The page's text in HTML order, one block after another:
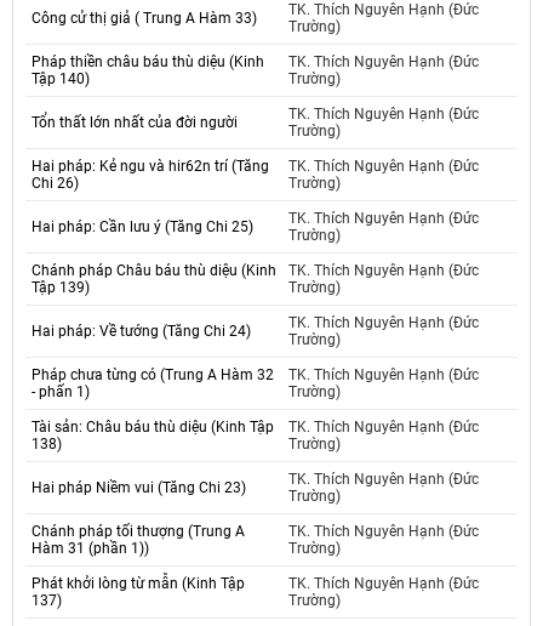
Công cử thị giả ( Trung A Hàm 33)
TK. Thích Nguyên Hạnh (Đức
Trường)
Pháp thiền châu báu thù diệu (Kinh
Tập 140)
TK. Thích Nguyên Hạnh (Đức
Trường)
Tổn thất lớn nhất của đời người
TK. Thích Nguyên Hạnh (Đức
Trường)
Hai pháp: Kẻ ngu và hir62n trí (Tăng
Chi 26)
TK. Thích Nguyên Hạnh (Đức
Trường)
Hai pháp: Cần lưu ý (Tăng Chi 25)
TK. Thích Nguyên Hạnh (Đức
Trường)
Chánh pháp Châu báu thù diệu (Kinh
Tập 139)
TK. Thích Nguyên Hạnh (Đức
Trường)
Hai pháp: Về tướng (Tăng Chi 24)
TK. Thích Nguyên Hạnh (Đức
Trường)
Pháp chưa từng có (Trung A Hàm 32
- phấn 1)
TK. Thích Nguyên Hạnh (Đức
Trường)
Tài sản: Châu báu thù diệu (Kinh Tập
138)
TK. Thích Nguyên Hạnh (Đức
Trường)
Hai pháp Niềm vui (Tăng Chi 23)
TK. Thích Nguyên Hạnh (Đức
Trường)
Chánh pháp tối thượng (Trung A
Hàm 31 (phần 1))
TK. Thích Nguyên Hạnh (Đức
Trường)
Phát khởi lòng từ mẫn (Kinh Tập
137)
TK. Thích Nguyên Hạnh (Đức
Trường)